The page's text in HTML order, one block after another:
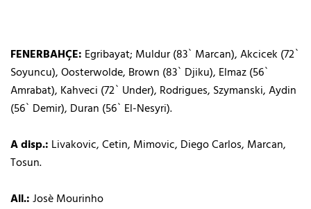
FENERBAHÇE: Egribayat; Muldur (83` Marcan), Akcicek (72`
Soyuncu), Oosterwolde, Brown (83` Djiku), Elmaz (56`
Amrabat), Kahveci (72` Under), Rodrigues, Szymanski, Aydin
(56` Demir), Duran (56` El-Nesyri).
A disp.: Livakovic, Cetin, Mimovic, Diego Carlos, Marcan,
Tosun.
All.:Josè Mourinho